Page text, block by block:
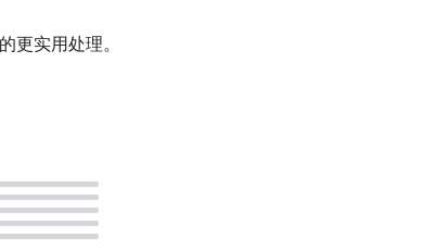
更实用处理。